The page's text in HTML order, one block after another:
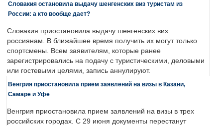
Словакия остановила выдачу шенгенских виз туристам из
России: а кто вообще дает?
Словакия приостановила выдачу шенгенских виз
россиянам. В ближайшее время получить их могут только
спортсмены. Всем заявителям, которые ранее
зарегистрировались на подачу с туристическими, деловыми
или гостевыми целями, запись аннулируют.
Венгрия приостановила прием заявлений на визы в Казани,
Самаре и Уфе
Венгрия приостановила прием заявлений на визы в трех
российских городах. С 29 июня документы перестанут